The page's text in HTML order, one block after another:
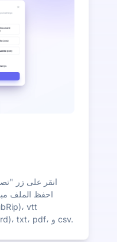
انقر على زر
(WebVTT)، docx (مستند Word)، txt، pdf، و csv.